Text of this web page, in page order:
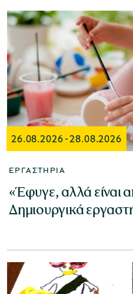
ομάδες
προγράμματα
εισιτήρια
εισιτηρίων
26.08.2026-28.08.2026
ΕΡΓΑΣΤΉΡΙΑ
«Έφυγε, αλλά είναι
Δημιουργικά